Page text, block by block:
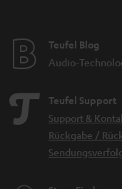
Teufel Blog
Audio-
Teufel Support
Support &
Rückgabe /